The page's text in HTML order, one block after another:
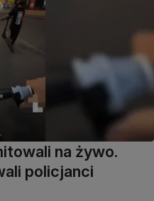
na żywo.
policjanci